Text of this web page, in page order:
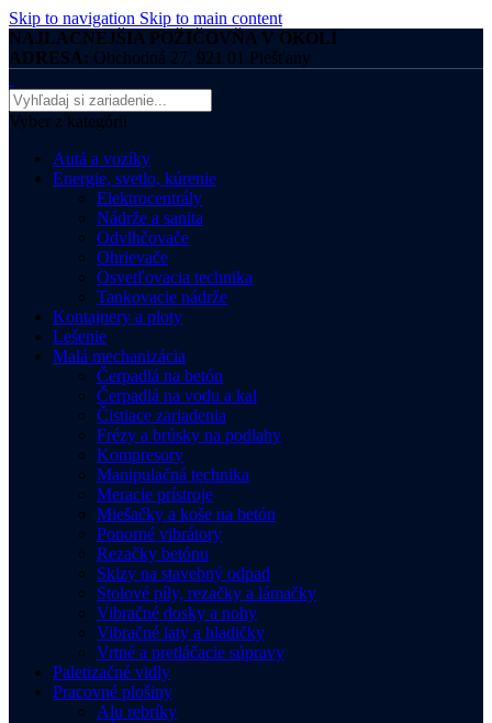
Skip to navigation Skip to main content
NAJLACNEJŠIA POŽIČOVŇA V OKOLÍ
ADRESA: Obchodná 27, 921 01 Piešťany
Vyber z kategórii
Autá a vozíky
Energie, svetlo, kúrenie
Elektrocentrály
Nádrže a sanita
Odvlhčovače
Ohrievače
Osvetľovacia technika
Tankovacie nádrže
Kontajnery a ploty
Lešenie
Malá mechanizácia
Čerpadlá na betón
Čerpadlá na vodu a kal
Čistiace zariadenia
Frézy a brúsky na podlahy
Kompresory
Manipulačná technika
Meracie prístroje
Miešačky a koše na betón
Ponorné vibrátory
Rezačky betónu
Sklzy na stavebný odpad
Stolové píly, rezačky a lámačky
Vibračné dosky a nohy
Vibračné laty a hladičky
Vrtné a pretláčacie súpravy
Paletizačné vidly
Pracovné plošiny
Alu rebríky